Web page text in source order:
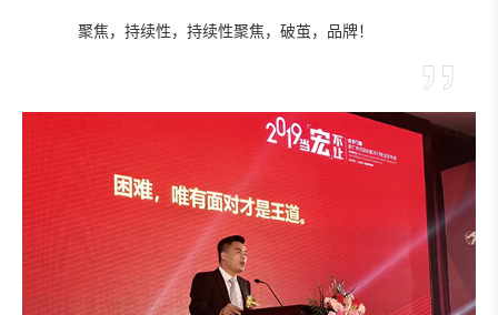
聚焦，持续性，持续性聚焦，破茧，品牌！